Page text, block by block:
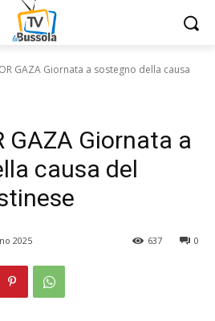
GAZA Giornata a sostegno della causa
GAZA Giornata a
causa del
2025 0
637